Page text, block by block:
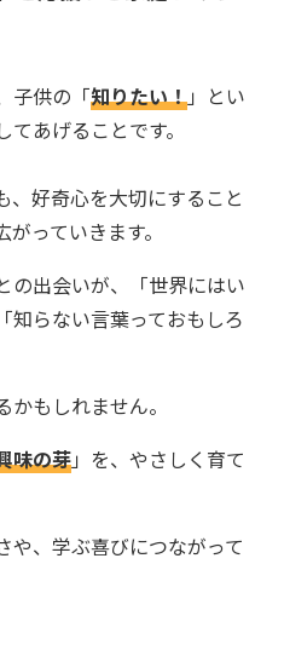
子供の「知りたい！」とい
あげることです。
、好奇心を大切にすること
っていきます。
の出会いが、「世界にはい
知らない言葉っておもしろ
かもしれません。
味の芽」を、やさしく育て
や、学ぶ喜びにつながって